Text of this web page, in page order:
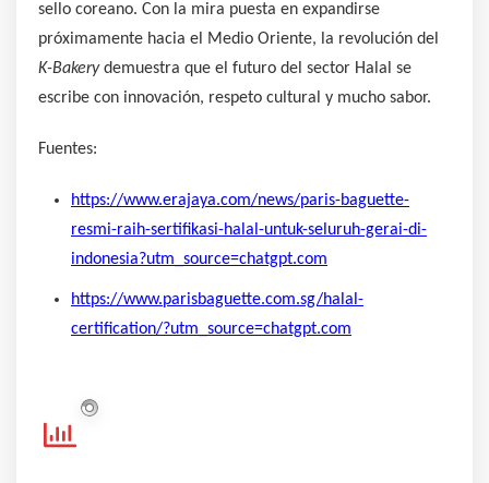
sello coreano. Con la mira puesta en expandirse
próximamente hacia el Medio Oriente, la revolución del
K-Bakerydemuestra que el futuro del sector Halal se
escribe con innovación, respeto cultural y mucho sabor.
Fuentes:
https://www.erajaya.com/news/paris-baguette-
resmi-raih-sertifikasi-halal-untuk-seluruh-gerai-di-
indonesia?utm_source=chatgpt.com
https://www.parisbaguette.com.sg/halal-
certification/?utm_source=chatgpt.com